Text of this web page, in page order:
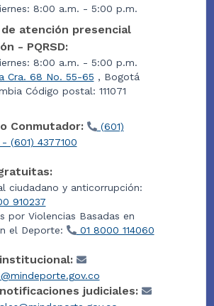
8:00 a.m. - 5:00 p.m.
atención presencial
- PQRSD:
8:00 a.m. - 5:00 p.m.
Cra. 68 No. 55-65 , Bogotá
Código postal: 111071
Conmutador:
(601)
(601) 4377100
ciudadano y anticorrupción:
910237
por Violencias Basadas en
el Deporte:
01 8000 114060
judiciales: